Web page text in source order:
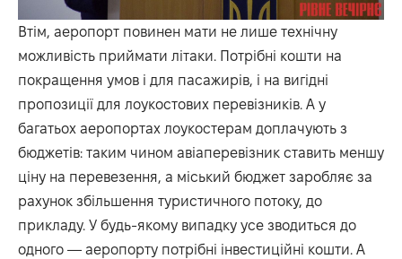
Втім, аеропорт повинен мати не лише технічну
можливість приймати літаки. Потрібні кошти на
покращення умов і для пасажирів, і на вигідні
пропозиції для лоукостових перевізників. А у
багатьох аеропортах лоукостерам доплачують з
бюджетів: таким чином авіаперевізник ставить меншу
ціну на перевезення, а міський бюджет заробляє за
рахунок збільшення туристичного потоку, до
прикладу. У будь-якому випадку усе зводиться до
одного — аеропорту потрібні інвестиційні кошти. А